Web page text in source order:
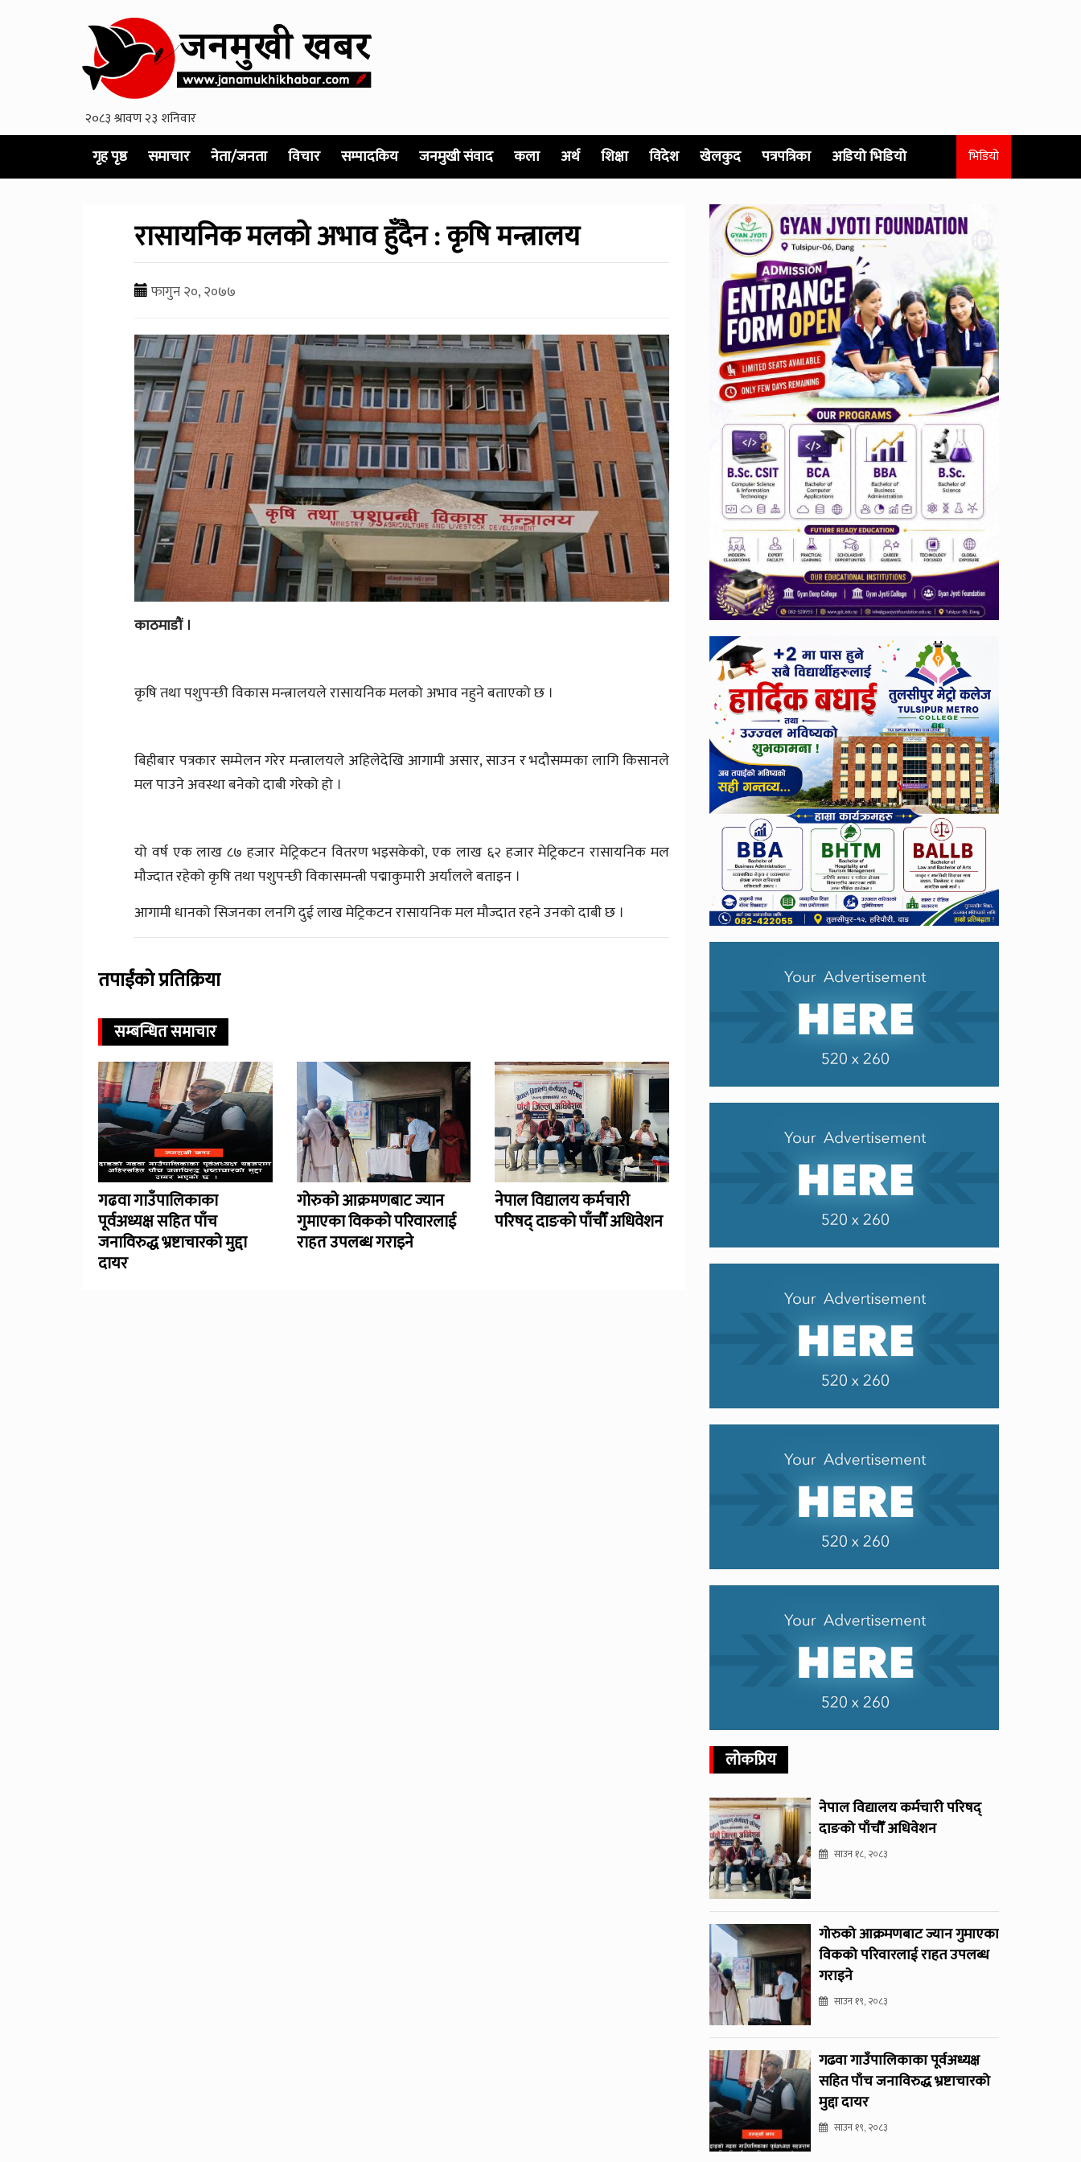
गृह पृष्ठ समाचार नेता/जनता विचार सम्पादकिय जनमुखी संवाद कला अर्थ शिक्षा विदेश खेलकुद पत्रपत्रिका अडियो भिडियो भिडियो
रासायनिक मलको अभाव हुँदैन : कृषि मन्त्रालय
फागुन २०, २०७७
काठमाडौं ।
कृषि तथा पशुपन्छी विकास मन्त्रालयले रासायनिक मलको अभाव नहुने बताएको छ ।
बिहीबार पत्रकार सम्मेलन गरेर मन्त्रालयले अहिलेदेखि आगामी असार, साउन र भदौसम्मका लागि किसानले
मल पाउने अवस्था बनेको दाबी गरेको हो ।
यो वर्ष एक लाख ८७ हजार मेट्रिकटन वितरण भइसकेको, एक लाख ६२ हजार मेट्रिकटन रासायनिक मल
मौज्दात रहेको कृषि तथा पशुपन्छी विकासमन्त्री पद्माकुमारी अर्यालले बताइन ।
आगामी धानको सिजनका लनगि दुई लाख मेट्रिकटन रासायनिक मल मौज्दात रहने उनको दाबी छ ।
तपाईंको प्रतिक्रिया
सम्बन्धित समाचार
गढवा गाउँपालिकाका
पूर्वअध्यक्ष सहित पाँच
जनाविरुद्ध भ्रष्टाचारको मुद्दा
दायर
गोरुको आक्रमणबाट ज्यान
गुमाएका विकको परिवारलाई
राहत उपलब्ध गराइने
नेपाल विद्यालय कर्मचारी
परिषद् दाङको पाँचौँ अधिवेशन
लोकप्रिय
नेपाल विद्यालय कर्मचारी परिषद्
दाङको पाँचौँ अधिवेशन
साउन १८, २०८३
गोरुको आक्रमणबाट ज्यान गुमाएका
विकको परिवारलाई राहत उपलब्ध
गराइने
साउन १९, २०८३
गढवा गाउँपालिकाका पूर्वअध्यक्ष
सहित पाँच जनाविरुद्ध भ्रष्टाचारको
मुद्दा दायर
साउन १९, २०८३